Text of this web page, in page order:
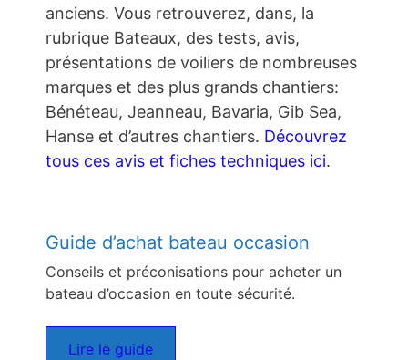
anciens. Vous retrouverez, dans, la
rubrique Bateaux, des tests, avis,
présentations de voiliers de nombreuses
marques et des plus grands chantiers:
Bénéteau, Jeanneau, Bavaria, Gib Sea,
Hanse et d’autres chantiers. Découvrez
tous ces avis et fiches techniques ici.
Guide d’achat bateau occasion
Conseils et préconisations pour acheter un
bateau d’occasion en toute sécurité.
Lire le guide